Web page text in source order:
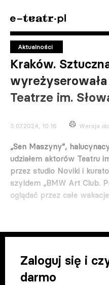
Aktualności
Kraków.
Teatrze im.
3.07.2024, 10:16 Wersja
„Sen Maszyny”,
udziałem aktorów Teatru
przez studio Noviki i
szyldem „BMW Art Club.
oglądać przez całe
Zaloguj się i
darmo